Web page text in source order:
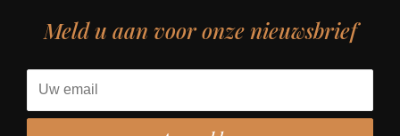
Meld u aan voor onze nieuwsbrief